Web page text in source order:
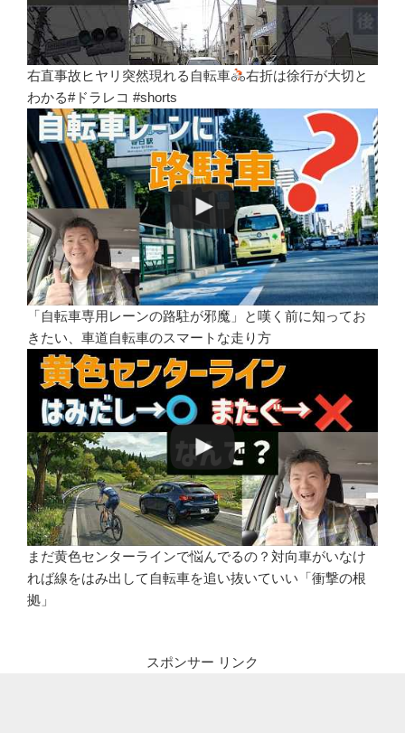
右直事故ヒヤリ突然現れる自転車
右折は徐行が大切と
わかる#ドラレコ #shorts
「自転車専用レーンの路駐が邪魔」と嘆く前に知ってお
きたい、車道自転車のスマートな走り方
まだ黄色センターラインで悩んでるの？対向車がいなけ
れば線をはみ出して自転車を追い抜いていい「衝撃の根
拠」
スポンサー リンク